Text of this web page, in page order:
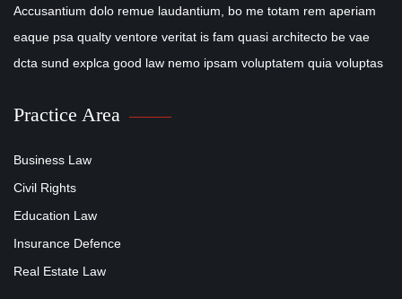
Accusantium dolo remue laudantium, bo me totam rem aperiam
eaque psa qualty ventore veritat is fam quasi architecto be vae
dcta sund explca good law nemo ipsam voluptatem quia voluptas
Practice Area
Business Law
Civil Rights
Education Law
Insurance Defence
Real Estate Law